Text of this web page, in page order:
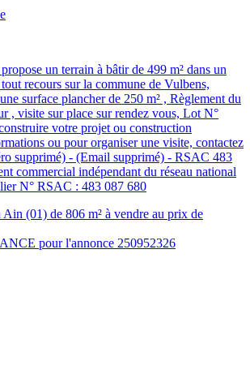
un terrain à bâtir de 499 m² dans un
recours sur la commune de Vulbens,
surface plancher de 250 m² , Règlement du
, visite sur place sur rendez vous, Lot N°
votre projet ou construction
ou pour organiser une visite, contactez
supprimé) - (Email supprimé) - RSAC 483
commercial indépendant du réseau national
N° RSAC : 483 087 680